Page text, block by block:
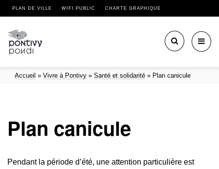
PLAN DE VILLE WIFI PUBLIC CHARTE GRAPHIQUE
Accueil » Vivre à Pontivy » Santé et solidarité » Plan canicule
Plan canicule
Pendant la période d’été, une attention particulière est